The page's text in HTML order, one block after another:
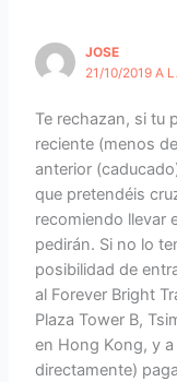
JOSE
21/10/2019 A
Te rechazan, si tu
reciente (menos
anterior
que pretendéis
recomiendo llevar
pedirán. Si no lo
posibilidad de
al Forever Bright
Plaza Tower B,
en Hong Kong, y
directamente)